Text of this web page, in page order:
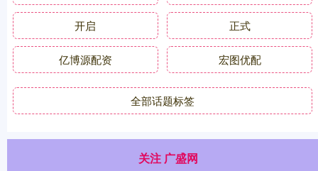
开启 正式
亿博源配资 宏图优配
全部话题标签
关注 广盛网